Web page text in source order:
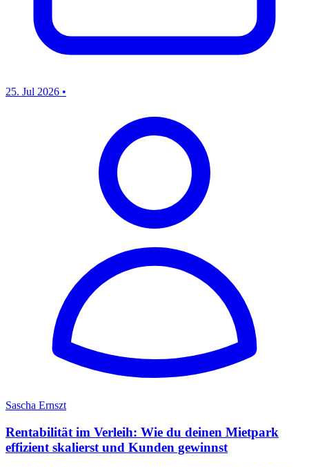
25. Jul 2026 •
Sascha Ernszt
Rentabilität im Verleih: Wie du deinen Mietpark
effizient skalierst und Kunden gewinnst